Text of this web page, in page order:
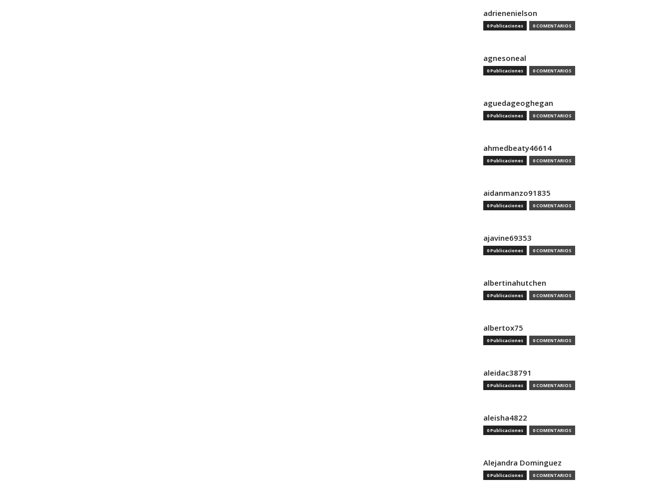
adrienenielson
0 Publicaciones 0 COMENTARIOS
agnesoneal
0 Publicaciones 0 COMENTARIOS
aguedageoghegan
0 Publicaciones 0 COMENTARIOS
ahmedbeaty46614
0 Publicaciones 0 COMENTARIOS
aidanmanzo91835
0 Publicaciones 0 COMENTARIOS
ajavine69353
0 Publicaciones 0 COMENTARIOS
albertinahutchen
0 Publicaciones 0 COMENTARIOS
albertox75
0 Publicaciones 0 COMENTARIOS
aleidac38791
0 Publicaciones 0 COMENTARIOS
aleisha4822
0 Publicaciones 0 COMENTARIOS
Alejandra Dominguez
0 Publicaciones 0 COMENTARIOS